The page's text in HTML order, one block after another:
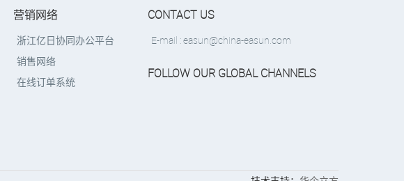
营销网络
浙江亿日协同办公平台
销售网络
在线订单系统
CONTACT US
E-mail : easun@china-easun.com
FOLLOW OUR GLOBAL CHANNELS